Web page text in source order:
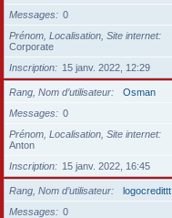
Messages
0
Prénom, Localisation, Site internet
Corporate
Inscription
15 janv. 2022, 12:29
Rang, Nom d’utilisateur
Osman
Messages
0
Prénom, Localisation, Site internet
Anton
Inscription
15 janv. 2022, 16:45
Rang, Nom d’utilisateur
logocredittt
Messages
0